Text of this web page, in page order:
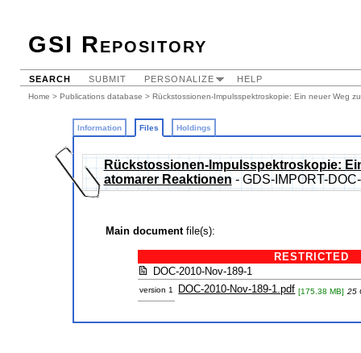
GSI Repository
SEARCH SUBMIT PERSONALIZE HELP
Home > Publications database > Rückstossionen-Impulsspektroskopie: Ein neuer Weg
Information Files Holdings
Rückstossionen-Impulsspektroskopie:
atomarer Reaktionen - GDS-IMPORT-
Main documentfile(s):
RESTRICTED
DOC-2010-Nov-189-1
version 1 DOC-2010-Nov-189-1.pdf [175.38 MB] 25